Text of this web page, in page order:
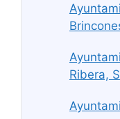
Ribera,